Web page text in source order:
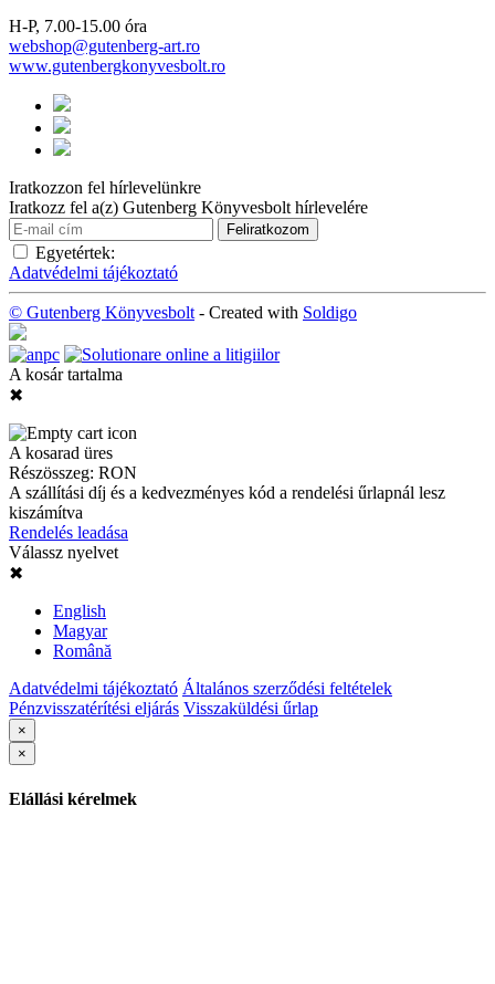
H-P, 7.00-15.00 óra
webshop@gutenberg-art.ro
www.gutenbergkonyvesbolt.ro
Iratkozzon fel hírlevelünkre
Iratkozz fel a(z) Gutenberg Könyvesbolt hírlevelére
Egyetértek:
Adatvédelmi tájékoztató
© Gutenberg Könyvesbolt - Created with Soldigo
A kosár tartalma
✖
A kosarad üres
Részösszeg: RON
A szállítási díj és a kedvezményes kód a rendelési űrlapnál lesz
kiszámítva
Rendelés leadása
Válassz nyelvet
✖
English
Magyar
Română
Adatvédelmi tájékoztató Általános szerződési feltételek
Pénzvisszatérítési eljárás Visszaküldési űrlap
×
×
Elállási kérelmek